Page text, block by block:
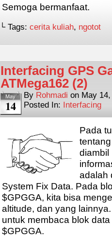
Semoga bermanfaat.
└ Tags: cerita kuliah, ngotot
Interfacing GPS
ATMega162 (2)
May
14
By Rohmadi on May 14,
Posted In: Interfacing
Pada
diambil
adalah
System Fix Data. Pada
$GPGGA, kita bisa
altitude, dan yang
untuk membaca blok
$GPGGA.